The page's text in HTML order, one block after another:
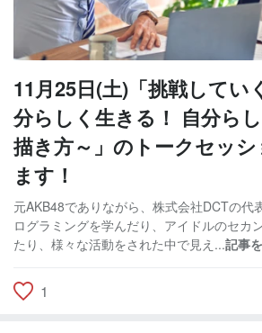
11月25日(土)「挑戦してい
分らしく生きる！ 自分ら
描き方～」のトークセッ
ます！
元AKB48でありながら、株式会社DCTの代
ログラミングを学んだり、アイドルのセカ
たり、様々な活動をされた中で見え...記事
1